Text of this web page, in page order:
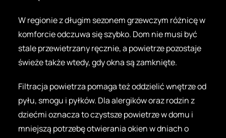
W regionie z długim sezonem grzewczym różnicę w
komforcie odczuwa się szybko. Dom nie musi być
stale przewietrzany ręcznie, a powietrze pozostaje
świeże także wtedy, gdy okna są zamknięte.
Filtracja powietrza pomaga też oddzielić wnętrze od
pyłu, smogu i pyłków. Dla alergików oraz rodzin z
dziećmi oznacza to czystsze powietrze w domu i
mniejszą potrzebę otwierania okien w dniach o